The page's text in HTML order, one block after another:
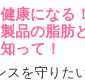
康になる
品の脂肪
って！
スを守りた